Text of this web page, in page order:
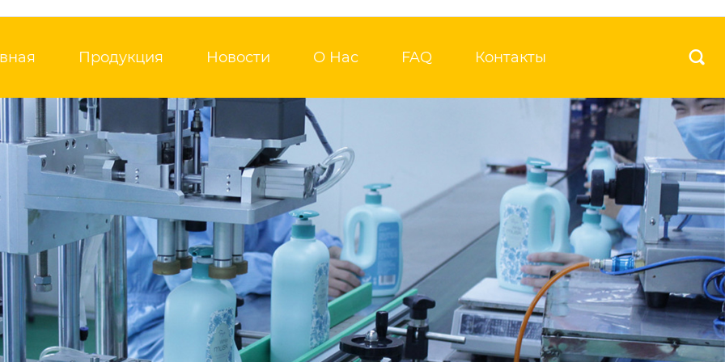
Продукция Новости О Нас FAQ Контакты 